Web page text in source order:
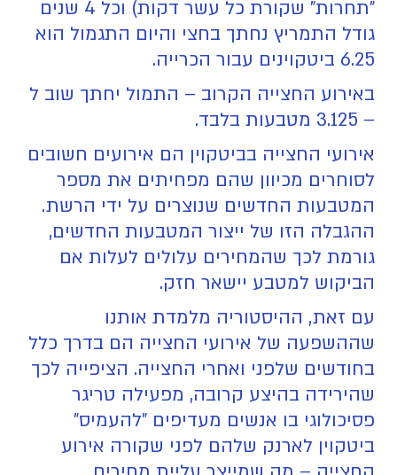
"תחרות" שקורת כל עשר דקות) וכל 4 שנים
גודל התמריץ נחתך בחצי והיום התגמול הוא
6.25 ביטקוינים עבור הכרייה.
באירוע החצייה הקרוב – התמול יחתך שוב ל
– 3.125 מטבעות בלבד.
אירועי החצייה בביטקוין הם אירועים חשובים
לסוחרים מכיוון שהם מפחיתים את מספר
המטבעות החדשים שנוצרים על ידי הרשת.
ההגבלה הזו של ייצור המטבעות החדשים,
גורמת לכך שהמחירים עלולים לעלות אם
הביקוש למטבע יישאר חזק.
עם זאת, ההיסטוריה מלמדת אותנו
שההשפעה של אירועי החצייה הם בדרך כלל
בחודשים שלפני ואחרי החצייה. הציפייה לכך
שהירידה בהיצע קרובה, מפעילה טריגר
פסיכולוגי בו אנשים מעדיפים "להעמיס"
ביטקוין לארנק שלהם לפני שקורה אירוע